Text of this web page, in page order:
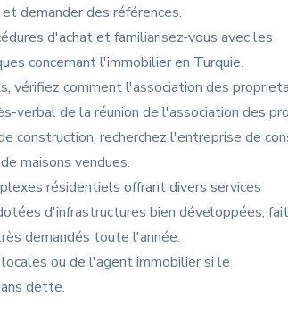
demander des références.
d'achat et familiarisez-vous avec les
concernant l'immobilier en Turquie.
vérifiez comment l'association des
verbal de la réunion de l'association des
construction, recherchez l'entreprise de
maisons vendues.
résidentiels offrant divers services
d'infrastructures bien développées,
demandés toute l'année.
ou de l'agent immobilier si le
dette.